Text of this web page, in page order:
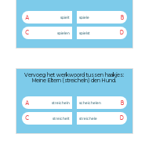
A spielt B
spiele
C spielen D
spielst
Vervoeg het werkwoord tussen haakjes:
Meine Eltern (streicheln) den Hund.
A streicheln B
scheichelen
C streichelt D
streichele